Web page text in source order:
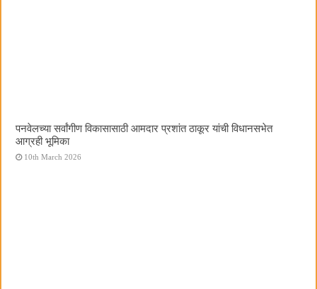
पनवेलच्या सर्वांगीण विकासासाठी आमदार प्रशांत ठाकूर यांची विधानसभेत
आग्रही भूमिका
10th March 2026